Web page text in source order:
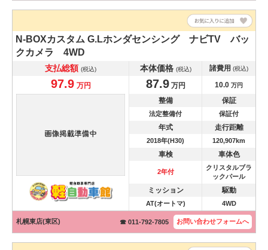
N-BOXカスタム G.Lホンダセンシング ナビTV バッ
クカメラ 4WD
支払総額 (税込) 本体価格 (税込) 諸費用 (税込)
97.9 万円 87.9万円 10.0 万円
整備 保証
法定整備付 保証付
年式 走行距離
2018年(H30) 120,907km
車検 車体色
2年付
クリスタルブラ
ックパール
ミッション 駆動
AT(オートマ) 4WD
札幌東店(東区) ☎ 011-792-7805 お問い合わせフォームへ